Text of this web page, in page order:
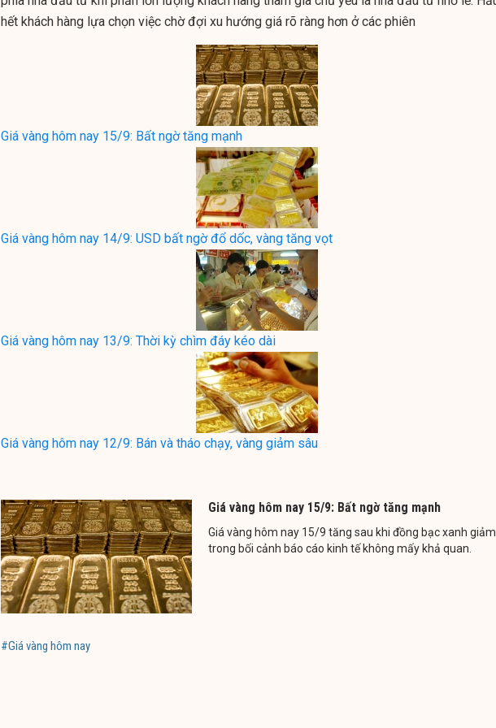
hết khách hàng lựa chọn việc chờ đợi xu hướng giá rõ ràng hơn ở các phiên
Giá vàng hôm nay 15/9: Bất ngờ tăng mạnh
Giá vàng hôm nay 14/9: USD bất ngờ đổ dốc, vàng tăng vọt
Giá vàng hôm nay 13/9: Thời kỳ chìm đáy kéo dài
Giá vàng hôm nay 12/9: Bán và tháo chạy, vàng giảm sâu
Giá vàng hôm nay 15/9: Bất ngờ tăng mạnh
Giá vàng hôm nay 15/9 tăng sau khi đồng bạc xanh giảm
trong bối cảnh báo cáo kinh tế không mấy khả quan.
#Giá vàng hôm nay